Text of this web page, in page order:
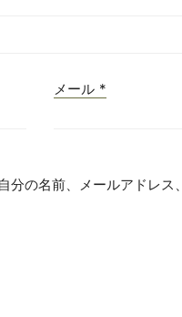
メール *
の名前、メールアドレス